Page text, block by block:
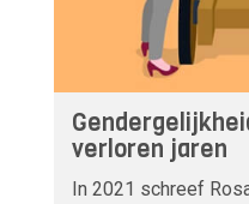
verloren jaren
In 2021 schreef